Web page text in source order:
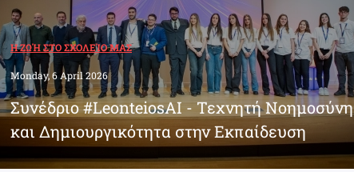
Η ΖΩΉ ΣΤΟ ΣΧΟΛΕΊΟ ΜΑΣ
Monday, 6 April 2026
Συνέδριο #LeonteiosAI - Τεχνητή Νοημοσύνη
και Δημιουργικότητα στην Εκπαίδευση